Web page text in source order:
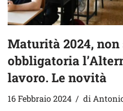
Maturità 2024, non
obbligatoria
lavoro. Le novità
16 Febbraio 2024 di